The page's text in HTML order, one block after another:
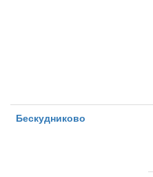
Бескудниково